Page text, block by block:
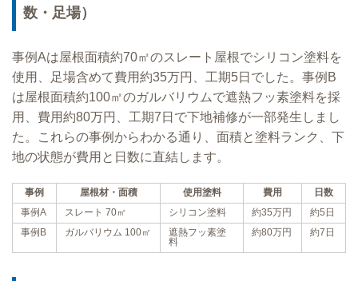
数・足場）
事例Aは屋根面積約70㎡のスレート屋根でシリコン塗料を
使用、足場含めて費用約35万円、工期5日でした。事例B
は屋根面積約100㎡のガルバリウムで遮熱フッ素塗料を採
用、費用約80万円、工期7日で下地補修が一部発生しまし
た。これらの事例からわかる通り、面積と塗料ランク、下
地の状態が費用と日数に直結します。
事例 屋根材・面積 使用塗料 費用
日数
事例A
スレート 70㎡ シリコン塗料 約35万円
約5日
事例B
ガルバリウム 100㎡
遮熱フッ素塗
料
約80万円 約7日